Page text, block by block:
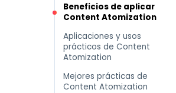
Beneficios de aplicar
Content Atomization
Aplicaciones y usos
prácticos de Content
Atomization
Mejores prácticas de
Content Atomization